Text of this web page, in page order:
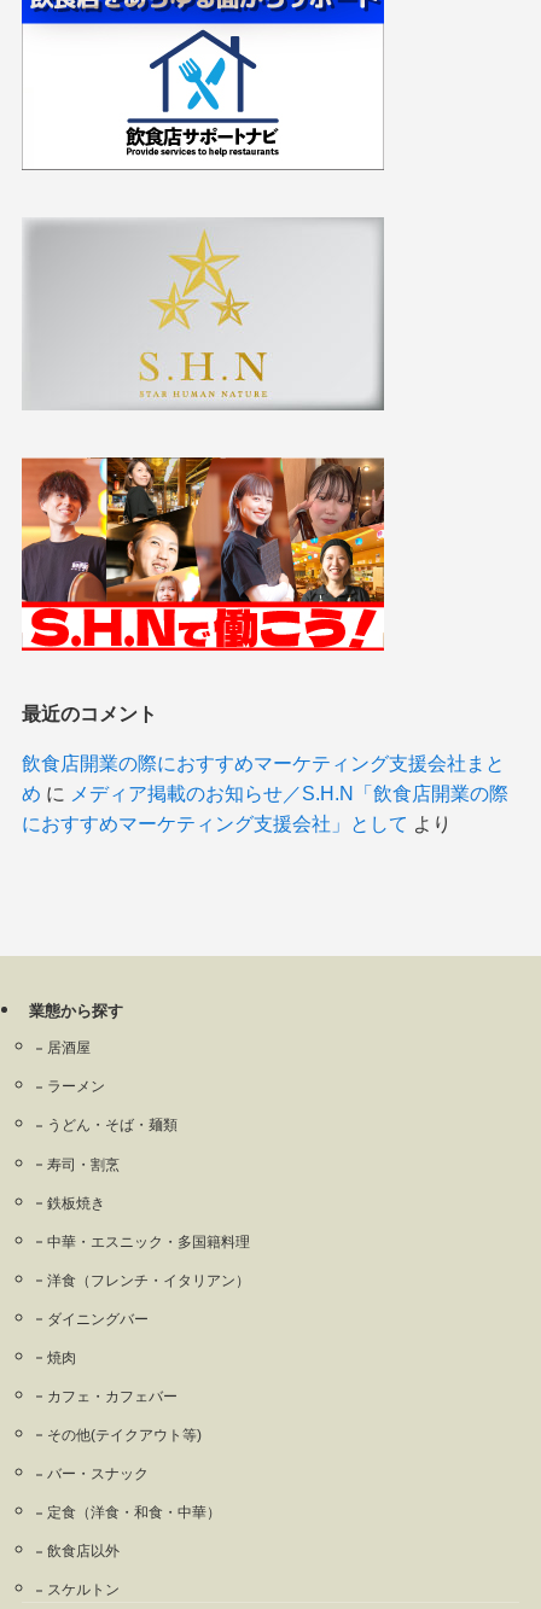
最近のコメント
飲食店開業の際におすすめマーケティング支援会社まと
め に メディア掲載のお知らせ／S.H.N「飲食店開業の際
におすすめマーケティング支援会社」として より
業態から探す
居酒屋
ラーメン
うどん・そば・麺類
寿司・割烹
鉄板焼き
中華・エスニック・多国籍料理
洋食（フレンチ・イタリアン）
ダイニングバー
焼肉
カフェ・カフェバー
その他(テイクアウト等)
バー・スナック
定食（洋食・和食・中華）
飲食店以外
スケルトン